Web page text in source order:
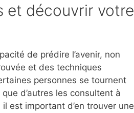
et découvrir votre
de prédire l’avenir, non
et des techniques
personnes se tournent
d’autres les consultent à
est important d’en trouver une